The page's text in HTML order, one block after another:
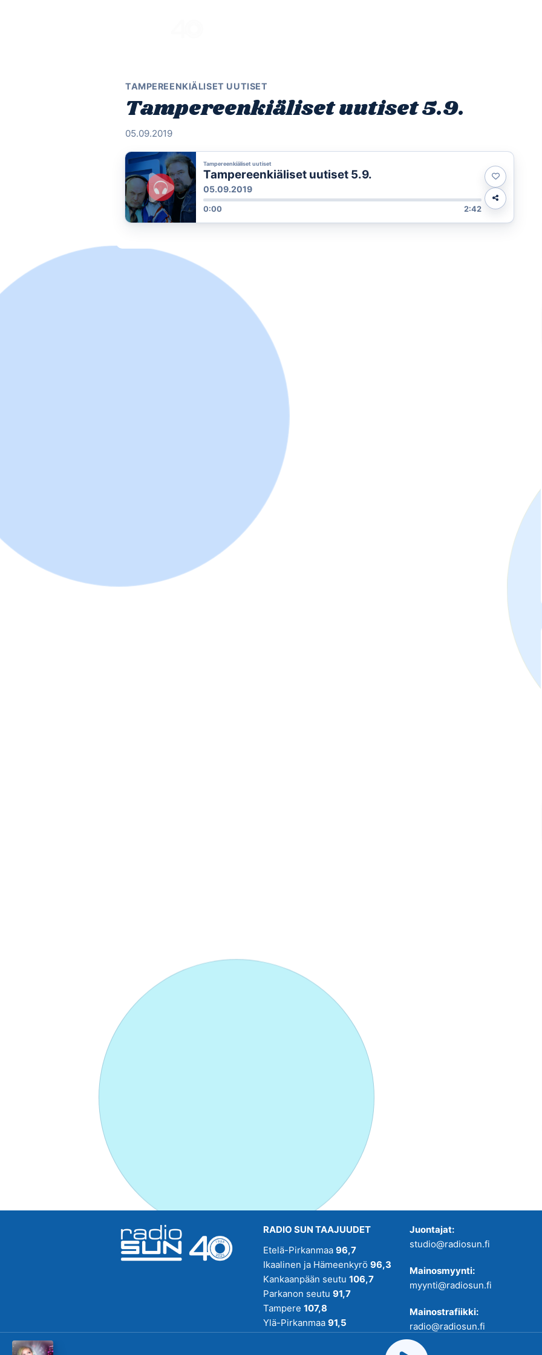
TAMPEREENKIÄLISET UUTISET
Tampereenkiäliset uutiset 5.9.
05.09.2019
Tampereenkiäliset uutiset
Tampereenkiäliset uutiset 5.9.
05.09.2019
0:00 2:42
RADIO SUN TAAJUUDET
Etelä-Pirkanmaa 96,7
Ikaalinen ja Hämeenkyrö 96,3
Kankaanpään seutu 106,7
Parkanon seutu 91,7
Tampere 107,8
Ylä-Pirkanmaa 91,5
Pirmedioita.
Juontajat:
studio@radiosun.fi
Mainosmyynti:
myynti@radiosun.fi
Mainostrafiikki:
radio@radiosun.fi